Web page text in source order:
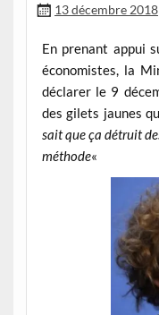
13 décembre 2018
En prenant appui
économistes, la
déclarer le 9
des gilets jaunes
sait que ça détruit
méthode«